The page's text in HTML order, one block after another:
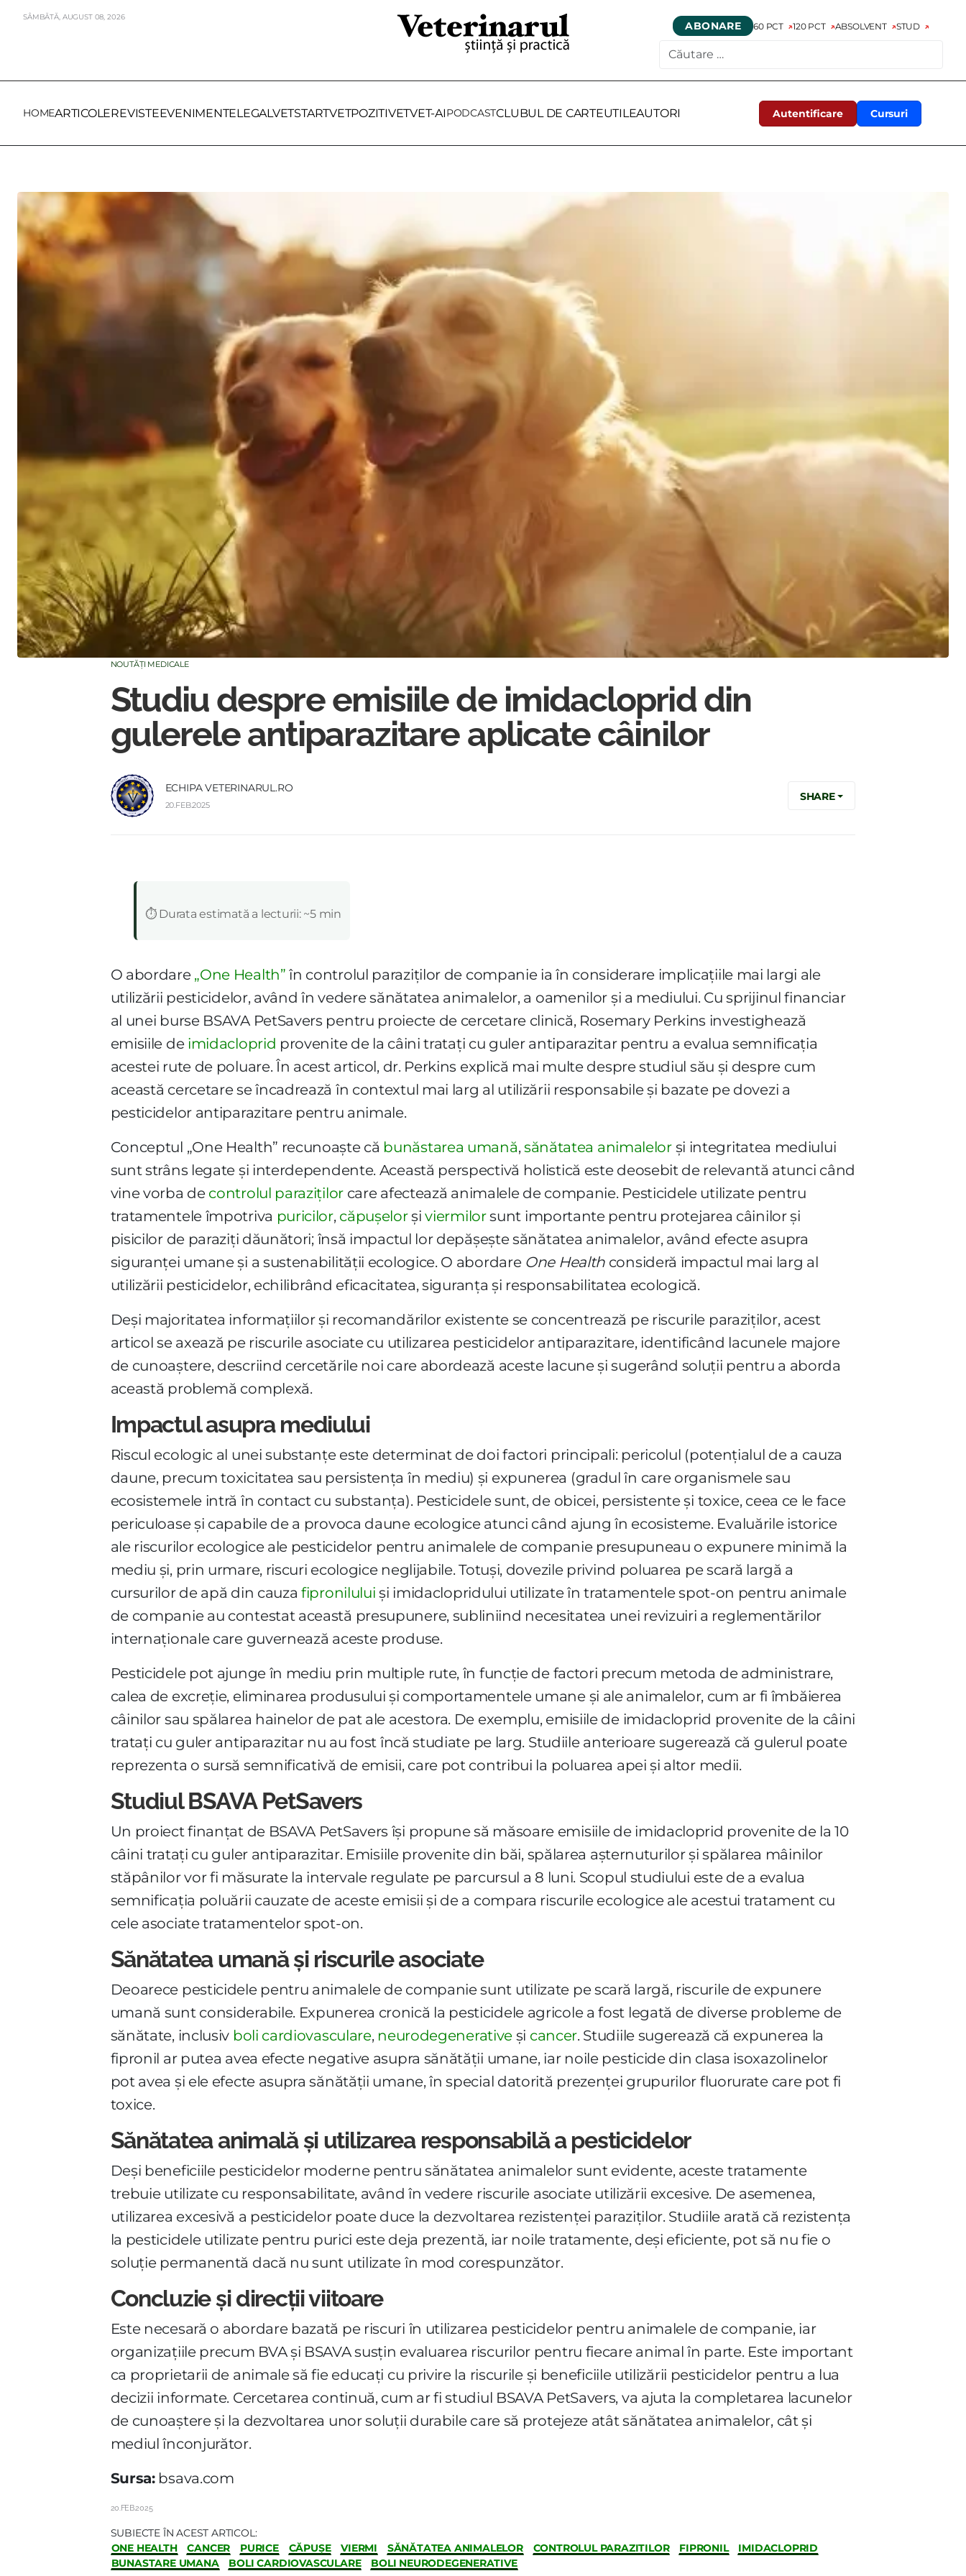
SÂMBĂTĂ, AUGUST 08,2026
ABONARE 60 PCT 120 PCT ABSOLVENT STUD
Autentificare Cursuri
HOMEARTICOLEREVISTEEVENIMENTELEGALVETSTARTVETPOZITIVETVET-AIPODCASTCLUBUL DE CARTEUTILEAUTORI
NOUTĂȚI MEDICALE
Studiu despre emisiile de imidacloprid din
gulerele antiparazitare aplicate câinilor
ECHIPA VETERINARUL.RO
20.FEB.2025
SHARE
⏱️ Durata estimată a lecturii: ~5 min
O abordare „One Health” în controlul paraziților de companie ia în considerare implicațiile mai largi ale
utilizării pesticidelor, având în vedere sănătatea animalelor, a oamenilor și a mediului. Cu sprijinul financiar
al unei burse BSAVA PetSavers pentru proiecte de cercetare clinică, Rosemary Perkins investighează
emisiile de imidacloprid provenite de la câini tratați cu guler antiparazitar pentru a evalua semnificația
acestei rute de poluare. În acest articol, dr. Perkins explică mai multe despre studiul său și despre cum
această cercetare se încadrează în contextul mai larg al utilizării responsabile și bazate pe dovezi a
pesticidelor antiparazitare pentru animale.
Conceptul „One Health” recunoaște că bunăstarea umană,sănătatea animalelorși integritatea mediului
sunt strâns legate și interdependente. Această perspectivă holistică este deosebit de relevantă atunci când
vine vorba de controlul parazițilorcare afectează animalele de companie. Pesticidele utilizate pentru
tratamentele împotriva puricilor, căpușelorșiviermilorsunt importante pentru protejarea câinilor și
pisicilor de paraziți dăunători; însă impactul lor depășește sănătatea animalelor, având efecte asupra
siguranței umane și a sustenabilității ecologice. O abordare One Health consideră impactul mai larg al
utilizării pesticidelor, echilibrând eficacitatea, siguranța și responsabilitatea ecologică.
Deși majoritatea informațiilor și recomandărilor existente se concentrează pe riscurile paraziților, acest
articol se axează pe riscurile asociate cu utilizarea pesticidelor antiparazitare, identificând lacunele majore
de cunoaștere, descriind cercetările noi care abordează aceste lacune și sugerând soluții pentru a aborda
această problemă complexă.
Impactul asupra mediului
Riscul ecologic al unei substanțe este determinat de doi factori principali: pericolul (potențialul de a cauza
daune, precum toxicitatea sau persistența în mediu) și expunerea (gradul în care organismele sau
ecosistemele intră în contact cu substanța). Pesticidele sunt, de obicei, persistente și toxice, ceea ce le face
periculoase și capabile de a provoca daune ecologice atunci când ajung în ecosisteme. Evaluările istorice
ale riscurilor ecologice ale pesticidelor pentru animalele de companie presupuneau o expunere minimă la
mediu și, prin urmare, riscuri ecologice neglijabile. Totuși, dovezile privind poluarea pe scară largă a
cursurilor de apă din cauzafipronilului și imidaclopridului utilizate în tratamentele spot-on pentru animale
de companie au contestat această presupunere, subliniind necesitatea unei revizuiri a reglementărilor
internaționale care guvernează aceste produse.
Pesticidele pot ajunge în mediu prin multiple rute, în funcție de factori precum metoda de administrare,
calea de excreție, eliminarea produsului și comportamentele umane și ale animalelor, cum ar fi îmbăierea
câinilor sau spălarea hainelor de pat ale acestora. De exemplu, emisiile de imidacloprid provenite de la câini
tratați cu guler antiparazitar nu au fost încă studiate pe larg. Studiile anterioare sugerează că gulerul poate
reprezenta o sursă semnificativă de emisii, care pot contribui la poluarea apei și altor medii.
Studiul BSAVA PetSavers
Un proiect finanțat de BSAVA PetSavers își propune să măsoare emisiile de imidacloprid provenite de la 10
câini tratați cu guler antiparazitar. Emisiile provenite din băi, spălarea așternuturilor și spălarea mâinilor
stăpânilor vor fi măsurate la intervale regulate pe parcursul a 8 luni. Scopul studiului este de a evalua
semnificația poluării cauzate de aceste emisii și de a compara riscurile ecologice ale acestui tratament cu
cele asociate tratamentelor spot-on.
Sănătatea umană și riscurile asociate
Deoarece pesticidele pentru animalele de companie sunt utilizate pe scară largă, riscurile de expunere
umană sunt considerabile. Expunerea cronică la pesticidele agricole a fost legată de diverse probleme de
sănătate, inclusiv boli cardiovasculare, neurodegenerative și cancer. Studiile sugerează că expunerea la
fipronil ar putea avea efecte negative asupra sănătății umane, iar noile pesticide din clasa isoxazolinelor
pot avea și ele efecte asupra sănătății umane, în special datorită prezenței grupurilor fluorurate care pot fi
toxice.
Sănătatea animală și utilizarea responsabilă a pesticidelor
Deși beneficiile pesticidelor moderne pentru sănătatea animalelor sunt evidente, aceste tratamente
trebuie utilizate cu responsabilitate, având în vedere riscurile asociate utilizării excesive. De asemenea,
utilizarea excesivă a pesticidelor poate duce la dezvoltarea rezistenței paraziților. Studiile arată că rezistența
la pesticidele utilizate pentru purici este deja prezentă, iar noile tratamente, deși eficiente, pot să nu fie o
soluție permanentă dacă nu sunt utilizate în mod corespunzător.
Concluzie și direcții viitoare
Este necesară o abordare bazată pe riscuri în utilizarea pesticidelor pentru animalele de companie, iar
organizațiile precum BVA și BSAVA susțin evaluarea riscurilor pentru fiecare animal în parte. Este important
ca proprietarii de animale să fie educați cu privire la riscurile și beneficiile utilizării pesticidelor pentru a lua
decizii informate. Cercetarea continuă, cum ar fi studiul BSAVA PetSavers, va ajuta la completarea lacunelor
de cunoaștere și la dezvoltarea unor soluții durabile care să protejeze atât sănătatea animalelor, cât și
mediul înconjurător.
Sursa:bsava.com
20.FEB.2025
SUBIECTE ÎN ACEST ARTICOL:
ONE HEALTH
CANCER PURICE CĂPUȘE VIERMI SĂNĂTATEA ANIMALELOR CONTROLUL PARAZITILOR FIPRONIL
IMIDACLOPRID
BUNASTARE UMANA
BOLI CARDIOVASCULARE BOLI NEURODEGENERATIVE